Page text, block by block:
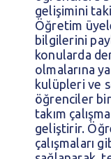
gelişimini
Öğretim
bilgilerini
konularda
olmalarına
kulüpleri ve
öğrenciler
takım
geliştirir.
çalışmaları